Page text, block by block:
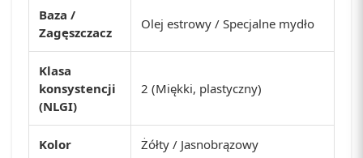
Baza /
Zagęszczacz
Olej estrowy / Specjalne mydło
Klasa
konsystencji
(NLGI)
2 (Miękki, plastyczny)
Kolor Żółty / Jasnobrązowy